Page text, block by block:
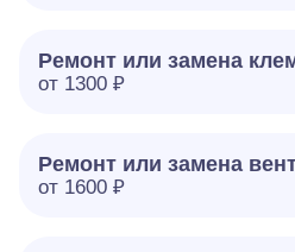
Ремонт или замена
от 1300 ₽
Ремонт или замена
от 1600 ₽